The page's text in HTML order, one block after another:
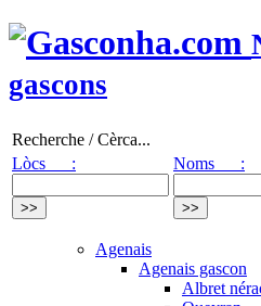
gascons
Recherche / Cèrca...
Lòcs :
Noms :
Agenais
Agenais gascon
Albret